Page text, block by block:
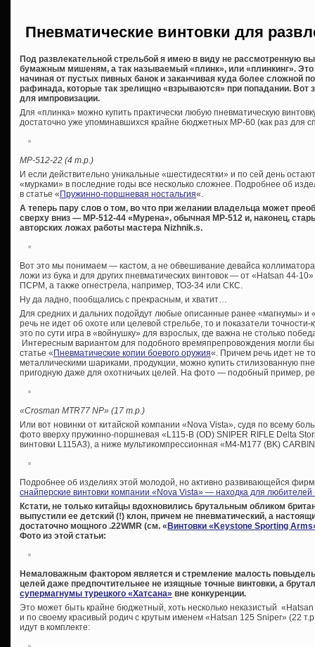
Пневматические винтовки для
Под развлекательной стрельбой я имею в виду не рассмотренную
бумажным мишеням, а так называемый «плинк», или «плинкинг». Это
начиная от пустых пивных банок и заканчивая куда более сложной
рафинада, которые так зрелищно «взрываются» при попадании.
для импровизации.
Для «плинка» можно купить практически любую пневматическую
достаточно уже упоминавшихся крайне бюджетных МР-60 (как раз для
МР-512-22 (4 т.р.)
И если действительно уникальные «шестидесятки» и по сей день
«мурками» в последние годы все несколько сложнее. Подробнее об
в статье « Пружинно-поршневая ностальгия«.
А теперь пару слов о том, во что при желании владельца может
сверху вниз — МР-512-44 «Мурена», обычная МР-512 и, наконец,
авторских ложах работы мастера Nizhnik.s.
Вот это мы понимаем — кастом, а не обвешивание девайса
ложи из бука и для других пневматических винтовок — от «Hatsan 44-
ПСРМ, а также огнестрела, например, ТОЗ-34 или СКС.
Ну да ладно, пообщались с прекрасным, и хватит…
Для средних и дальних подойдут любые описанные ранее «магнумы» и
речь не идет об охоте или целевой стрельбе, то и показатели
это по сути игра в «войнушку» для взрослых, где важна не столько
Интересным вариантом для подобного времяпрепровождения могли
статье « Пневматические копии боевого оружия«. Причем речь идет не
металлическими шариками, продукции, можно купить стилизованную
пригодную даже для охотничьих целей. На фото — подобный пример,
«Crosman MTR77 NP» (17 т.р.)
Или вот новинки от китайской компании «Nova Vista», судя по всему
фото вверху пружинно-поршневая «L115-B (OD) SNIPER RIFLE Delta
винтовки L115A3), а ниже мультикомпрессионная «M4-M177 (BK)
Подробнее об изделиях этой молодой, но активно развивающейся
снайперские винтовки компании «Nova Vista» — находка для любителей
Кстати, не только китайцы вдохновились брутальным обликом
выпустили ее детский (!) клон, причем не пневматический, а
достаточно мощного .22WMR (см. « Винтовки «Keystone Sporting
Фото из этой статьи:
Немаловажным фактором является и стремление малость
целей даже предпочтительнее не изящные точные винтовки, а
супермагнумы турецкого «Хатсана» вне конкуренции.
Это может быть крайне бюджетный, хоть несколько неказистый
и по своему красивый родич с крутым именем «Hatsan 125 Sniper» (22
идут в комплекте: